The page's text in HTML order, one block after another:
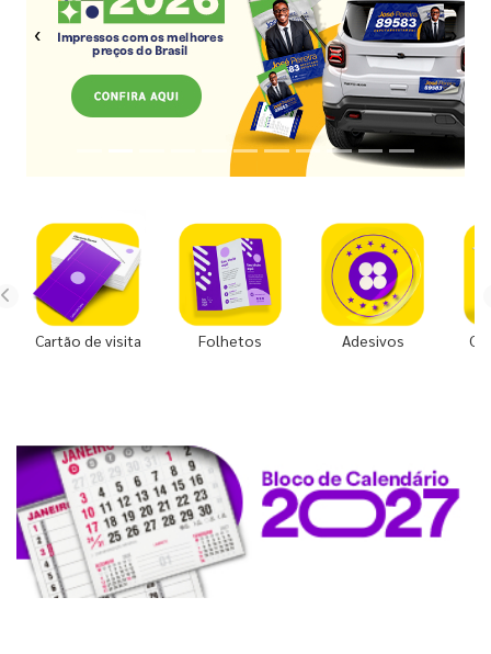
Previous Next
Cartão de visita Folhetos Adesivos